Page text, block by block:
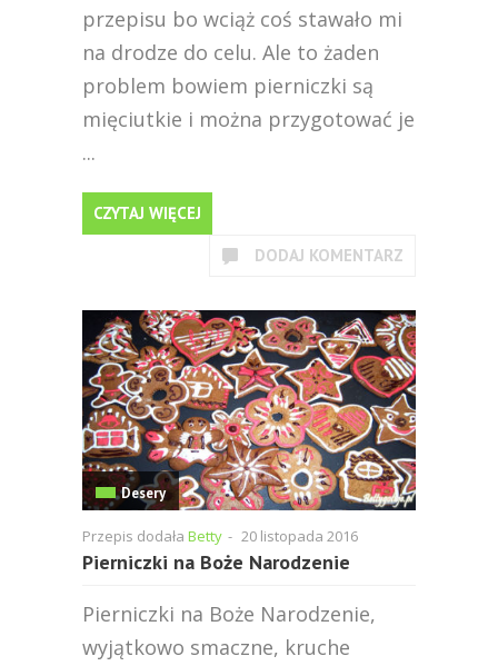
przepisu bo wciąż coś stawało mi
na drodze do celu. Ale to żaden
problem bowiem pierniczki są
mięciutkie i można przygotować je
...
CZYTAJ WIĘCEJ
DODAJ KOMENTARZ
Desery
Przepis dodała Betty - 20 listopada 2016
Pierniczki na Boże Narodzenie
Pierniczki na Boże Narodzenie,
wyjątkowo smaczne, kruche